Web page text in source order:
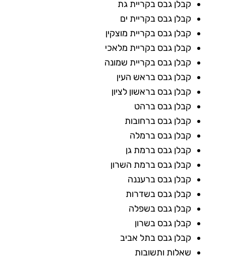
קבלן גבס בקריית גת
קבלן גבס בקריית ים
קבלן גבס בקריית מוצקין
קבלן גבס בקריית מלאכי
קבלן גבס בקריית שמונה
קבלן גבס בראש העין
קבלן גבס בראשון לציון
קבלן גבס ברהט
קבלן גבס ברחובות
קבלן גבס ברמלה
קבלן גבס ברמת גן
קבלן גבס ברמת השרון
קבלן גבס ברעננה
קבלן גבס בשדרות
קבלן גבס בשפלה
קבלן גבס בשרון
קבלן גבס בתל אביב
שאלות ותשובות